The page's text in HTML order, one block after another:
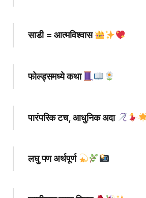
साडी = आत्मविश्वास
फोल्ड्समध्ये कथा
पारंपरिक टच, आधुनिक अदा
लघु पण अर्थपूर्ण